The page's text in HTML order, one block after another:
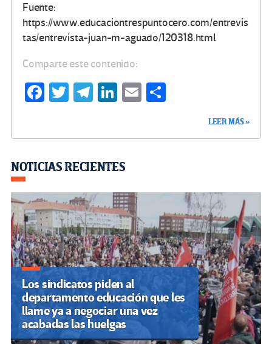
Fuente:
https://www.educaciontrespuntocero.com/entrevis
tas/entrevista-juan-m-aguado/120318.html
Comparte este contenido:
Fa
o
k
T
Te
m
Li
n
E
tir
LEER MÁS »
NOTICIAS RECIENTES
Los sindicatos piden al
departamento educación que les
llame ya a negociar una vez
acabadas las huelgas